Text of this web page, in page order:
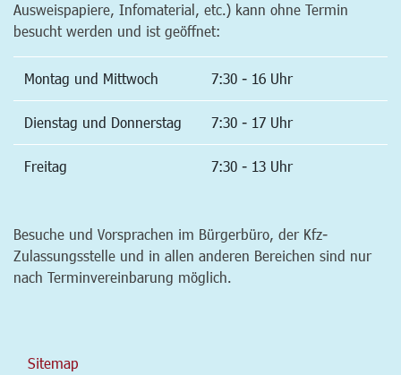
Ausweispapiere, Infomaterial, etc.) kann ohne Termin
besucht werden und ist geöffnet:
Montag und Mittwoch 7:30 - 16 Uhr
Dienstag und Donnerstag 7:30 - 17 Uhr
Freitag 7:30 - 13 Uhr
Besuche und Vorsprachen im Bürgerbüro, der Kfz-
Zulassungsstelle und in allen anderen Bereichen sind nur
nach Terminvereinbarung möglich.
Sitemap